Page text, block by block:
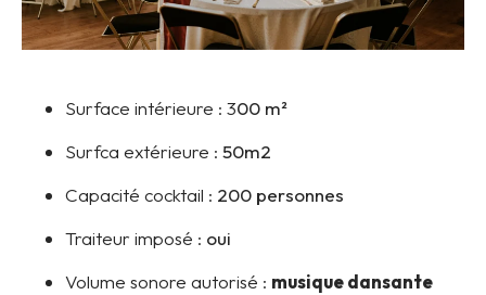
Surface intérieure : 300 m²
Surfca extérieure : 50m2
Capacité cocktail : 200 personnes
Traiteur imposé : oui
Volume sonore autorisé : musique dansante